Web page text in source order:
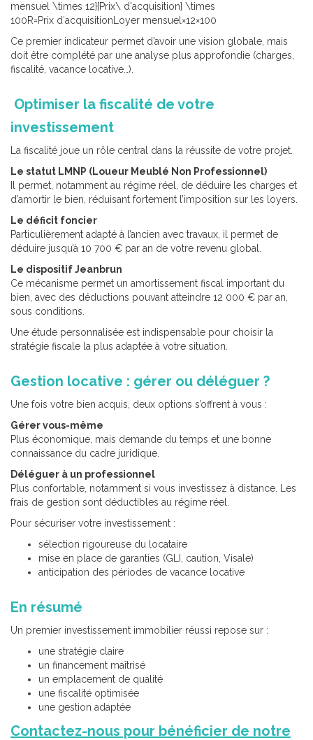
mensuel \times 12}{Prix\ d'acquisition} \times
100R=Prix d′acquisitionLoyer mensuel×12​×100
Ce premier indicateur permet d’avoir une vision globale, mais
doit être complété par une analyse plus approfondie (charges,
fiscalité, vacance locative…).
Optimiser la fiscalité de votre
investissement
La fiscalité joue un rôle central dans la réussite de votre projet.
Le statut LMNP (Loueur Meublé Non Professionnel)
Il permet, notamment au régime réel, de déduire les charges et
d’amortir le bien, réduisant fortement l’imposition sur les loyers.
Le déficit foncier
Particulièrement adapté à l’ancien avec travaux, il permet de
déduire jusqu’à 10 700 € par an de votre revenu global.
Le dispositif Jeanbrun
Ce mécanisme permet un amortissement fiscal important du
bien, avec des déductions pouvant atteindre 12 000 € par an,
sous conditions.
Une étude personnalisée est indispensable pour choisir la
stratégie fiscale la plus adaptée à votre situation.
Gestion locative : gérer ou déléguer ?
Une fois votre bien acquis, deux options s’offrent à vous :
Gérer vous-même
Plus économique, mais demande du temps et une bonne
connaissance du cadre juridique.
Déléguer à un professionnel
Plus confortable, notamment si vous investissez à distance. Les
frais de gestion sont déductibles au régime réel.
Pour sécuriser votre investissement :
sélection rigoureuse du locataire
mise en place de garanties (GLI, caution, Visale)
anticipation des périodes de vacance locative
En résumé
Un premier investissement immobilier réussi repose sur :
une stratégie claire
un financement maîtrisé
un emplacement de qualité
une fiscalité optimisée
une gestion adaptée
Contactez-nous pour bénéficier de notre